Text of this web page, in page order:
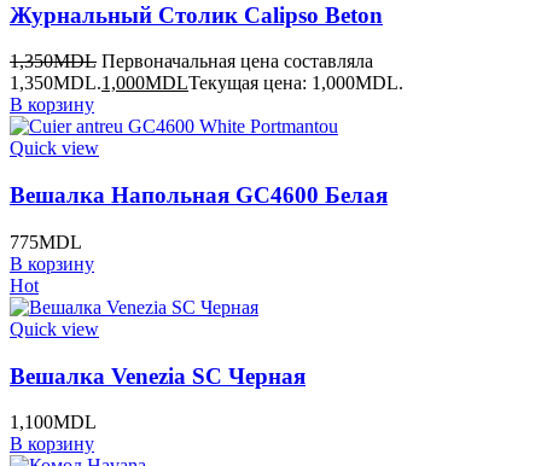
Журнальный Столик Calipso Beton
1,350MDL Первоначальная цена составляла
1,350MDL.1,000MDLТекущая цена: 1,000MDL.
В корзину
Quick view
Вешалка Напольная GC4600 Белая
775MDL
В корзину
Hot
Quick view
Вешалка Venezia SC Черная
1,100MDL
В корзину